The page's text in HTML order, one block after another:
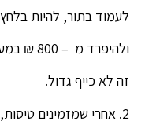
לעמוד בתור, להיות בלחץ
ולהיפרד מ – 800 ₪ במעמד החידוש
זה לא כייף גדול.
2. אחרי שמזמינים טיסות, מלון ורכב (אם רלוונטי),